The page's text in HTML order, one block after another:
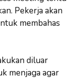
Pekerja akan
membahas
diluar
menjaga agar